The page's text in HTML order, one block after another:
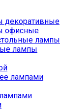
декоративные
офисные
лампы
лампы
лампами